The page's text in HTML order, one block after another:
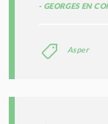
GEORGES EN
Asper